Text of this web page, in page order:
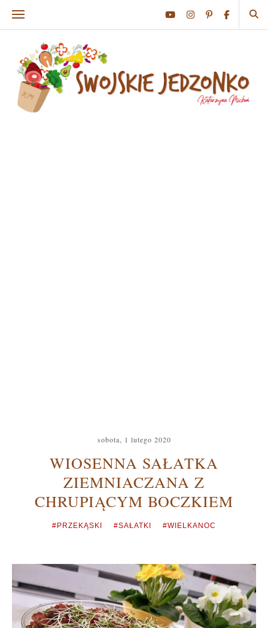
sobota, 1 lutego 2020
WIOSENNA SAŁATKA
ZIEMNIACZANA Z
CHRUPIĄCYM BOCZKIEM
#PRZEKĄSKI #SAŁATKI #WIELKANOC